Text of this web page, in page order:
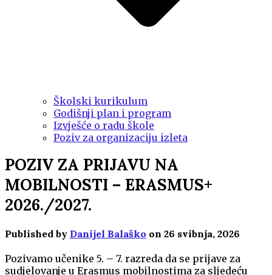
Školski kurikulum
Godišnji plan i program
Izvješće o radu škole
Poziv za organizaciju izleta
POZIV ZA PRIJAVU NA
MOBILNOSTI – ERASMUS+
2026./2027.
Published by Danijel Balaško on 26 svibnja, 2026
Pozivamo učenike 5. – 7. razreda da se prijave za
sudjelovanje u Erasmus mobilnostima za sljedeću